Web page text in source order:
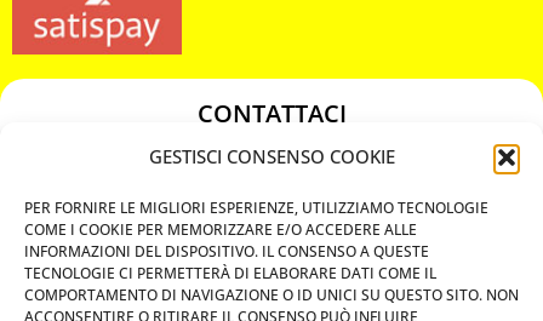
GESTISCI CONSENSO COOKIE
PER FORNIRE LE MIGLIORI ESPERIENZE, UTILIZZIAMO TECNOLOGIE
COME I COOKIE PER MEMORIZZARE E/O ACCEDERE ALLE
INFORMAZIONI DEL DISPOSITIVO. IL CONSENSO A QUESTE
TECNOLOGIE CI PERMETTERÀ DI ELABORARE DATI COME IL
COMPORTAMENTO DI NAVIGAZIONE O ID UNICI SU QUESTO SITO. NON
ACCONSENTIRE O RITIRARE IL CONSENSO PUÒ INFLUIRE
CONTATTACI
349 3863811
chiavicodificate@gmail.com
Privacy Policy